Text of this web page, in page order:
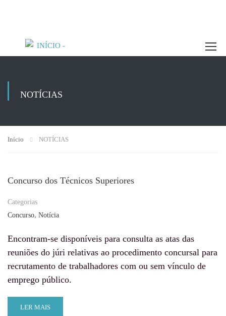
NOTÍCIAS
Início NOTÍCIAS
Concurso dos Técnicos Superiores
Categorias
Concurso, Notícia
Encontram-se disponíveis para consulta as atas das
reuniões do júri relativas ao procedimento concursal para
recrutamento de trabalhadores com ou sem vínculo de
emprego público.
LER MAIS